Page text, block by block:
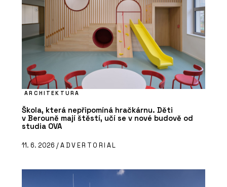
ARCHITEKTURA
Škola, která nepřipomíná hračkárnu. Děti
v Berouně mají štěstí, učí se v nové budově od
studia OVA
11. 6. 2026 /ADVERTORIAL